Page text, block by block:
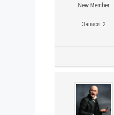
New Member
Записи: 2